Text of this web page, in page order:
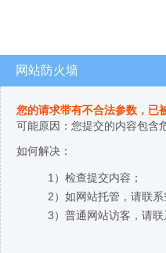
网站防火墙
您的请求带有不合法参数，已
可能原因：您提交的内容包含
如何解决：
1）检查提交内容；
2）如网站托管，请联系
3）普通网站访客，请联